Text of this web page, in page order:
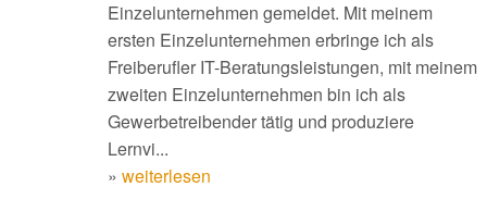
Einzelunternehmen gemeldet. Mit meinem
ersten Einzelunternehmen erbringe ich als
Freiberufler IT-Beratungsleistungen, mit meinem
zweiten Einzelunternehmen bin ich als
Gewerbetreibender tätig und produziere
Lernvi...
» weiterlesen